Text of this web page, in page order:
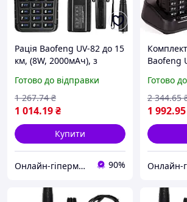
Рація Baofeng UV-82 до 15
км, (8W, 2000мАч), з
цифрова радіостанція для
військових
Готово до відправки
1 014.19₴
1 267.74 ₴
Купити
Онлайн-гіпермаркет GIDRA 90%
Baofeng
цифрова
Готово
1 992.95
2 344.65